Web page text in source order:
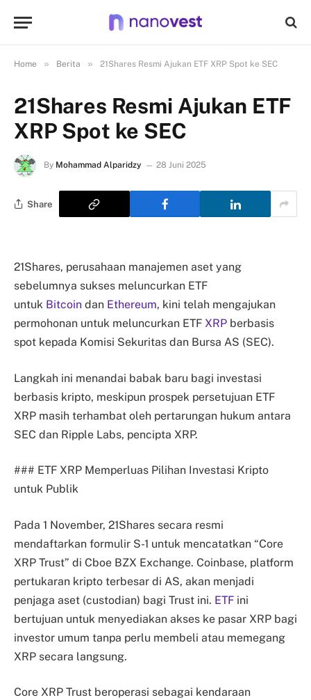
Home » Berita » 21Shares Resmi Ajukan ETF XRP Spot ke SEC
21Shares Resmi Ajukan ETF
XRP Spot ke SEC
By Mohammad Alparidzy 28 Juni 2025
Share
21Shares, perusahaan manajemen aset yang
sebelumnya sukses meluncurkan ETF
untuk Bitcoin dan Ethereum, kini telah mengajukan
permohonan untuk meluncurkan ETF XRP berbasis
spot kepada Komisi Sekuritas dan Bursa AS (SEC).
Langkah ini menandai babak baru bagi investasi
berbasis kripto, meskipun prospek persetujuan ETF
XRP masih terhambat oleh pertarungan hukum antara
SEC dan Ripple Labs, pencipta XRP.
### ETF XRP Memperluas Pilihan Investasi Kripto
untuk Publik
Pada 1 November, 21Shares secara resmi
mendaftarkan formulir S-1 untuk mencatatkan “Core
XRP Trust” di Cboe BZX Exchange. Coinbase, platform
pertukaran kripto terbesar di AS, akan menjadi
penjaga aset (custodian) bagi Trust ini. ETF ini
bertujuan untuk menyediakan akses ke pasar XRP bagi
investor umum tanpa perlu membeli atau memegang
XRP secara langsung.
Core XRP Trust beroperasi sebagai kendaraan